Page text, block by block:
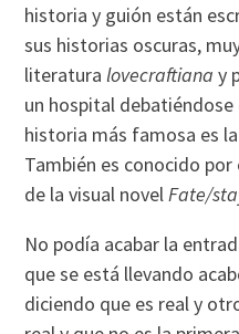
historia y guión están
sus historias oscuras,
literaturalovecraftiana y
un hospital
historia más famosa es
También es conocido
de la visual novelFate/
No podía acabar la
que se está llevando
diciendo que es real y